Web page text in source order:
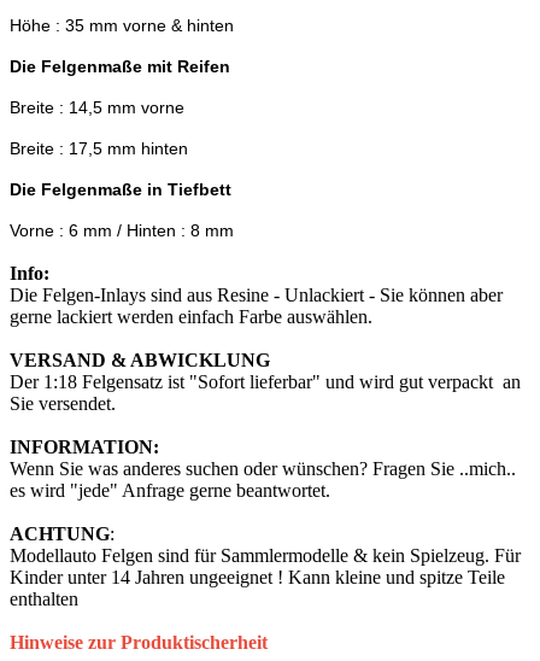
Höhe : 35 mm vorne & hinten
Die Felgenmaße mit Reifen
Breite : 14,5 mm vorne
Breite : 17,5 mm hinten
Die Felgenmaße in Tiefbett
Vorne : 6 mm / Hinten : 8 mm
Info:
Die Felgen-Inlays sind aus Resine - Unlackiert - Sie können aber
gerne lackiert werden einfach Farbe auswählen.
VERSAND & ABWICKLUNG
Der 1:18 Felgensatz ist "Sofort lieferbar" und wird gut verpackt an
Sie versendet.
INFORMATION:
Wenn Sie was anderes suchen oder wünschen? Fragen Sie ..mich..
es wird "jede" Anfrage gerne beantwortet.
ACHTUNG:
Modellauto Felgen sind für Sammlermodelle & kein Spielzeug. Für
Kinder unter 14 Jahren ungeeignet ! Kann kleine und spitze Teile
enthalten
Hinweise zur Produktischerheit